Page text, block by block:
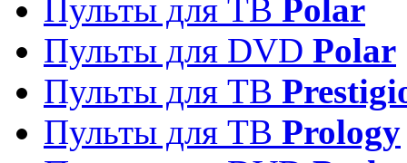
Пульты для ТВ Polar
Пульты для DVD Polar
Пульты для ТВ
Пульты для ТВ Prology